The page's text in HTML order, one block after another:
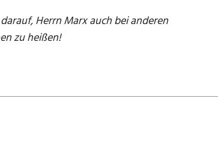
Herrn Marx auch bei anderen
zu heißen!